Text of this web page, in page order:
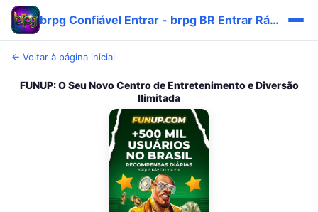
brpg Confiável Entrar - brpg BR Entrar Rápido ✅
← Voltar à página inicial
FUNUP: O Seu Novo Centro de Entretenimento e Diversão
Ilimitada